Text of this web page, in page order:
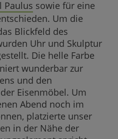
Paulus sowie für eine
Um die
Blickfeld des
Uhr und Skulptur
Die helle Farbe
wunderbar zur
und den
Eisenmöbel. Um
Abend noch im
platzierte unser
in der Nähe der